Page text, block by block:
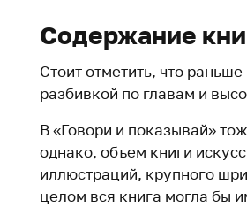
Содержание
Стоит отметить, что
разбивкой по главам и
В «Говори и показывай»
однако, объем книги
иллюстраций, крупного
целом вся книга могла бы